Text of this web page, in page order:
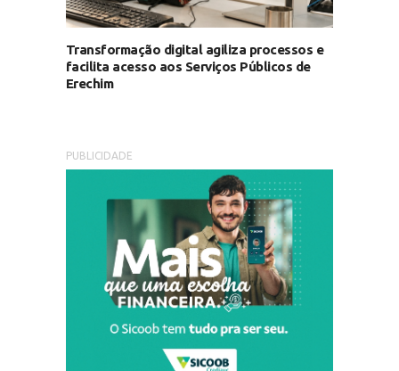
Transformação digital agiliza processos e
facilita acesso aos Serviços Públicos de
Erechim
PUBLICIDADE